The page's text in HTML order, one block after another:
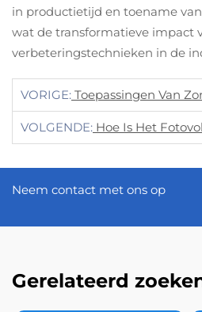
in productietijd en toename
wat de transformatieve impact
verbeteringstechnieken in de
VORIGE: Toepassingen Van
VOLGENDE: Hoe Is Het Fotovoltaïsche
Neem contact met ons op
Gerelateerd